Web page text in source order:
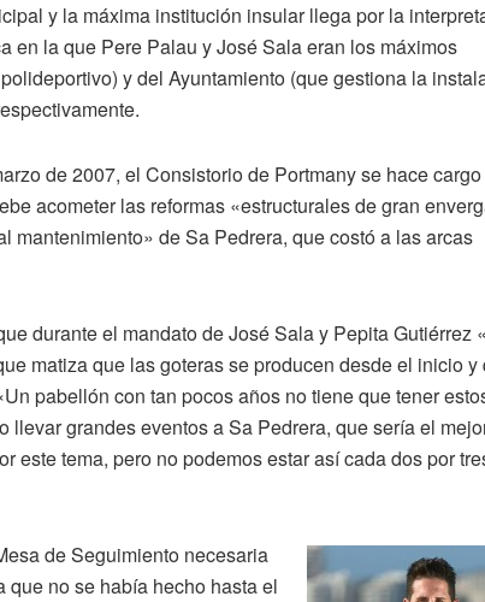
y la máxima institución insular llega por la
en la que Pere Palau y José Sala eran los máximos
y del Ayuntamiento (que gestiona la
de 2007, el Consistorio de Portmany se hace
acometer las reformas «estructurales de gran
mantenimiento» de Sa Pedrera, que costó a las arcas
durante el mandato de José Sala y Pepita Gutiérrez
matiza que las goteras se producen desde el inicio y
pabellón con tan pocos años no tiene que tener
llevar grandes eventos a Sa Pedrera, que sería el
este tema, pero no podemos estar así cada dos por
de Seguimiento necesaria
que no se había hecho hasta el